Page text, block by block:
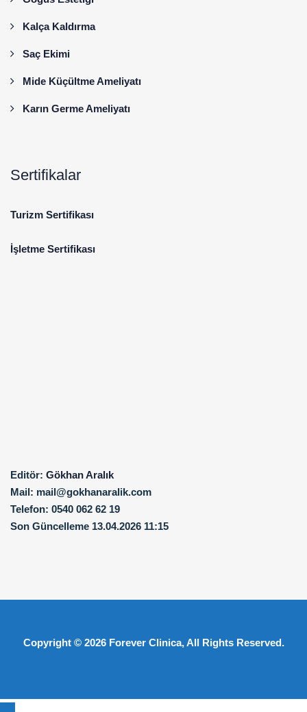
Kalça Kaldırma
Saç Ekimi
Mide Küçültme Ameliyatı
Karın Germe Ameliyatı
Sertifikalar
Turizm Sertifikası
İşletme Sertifikası
Editör: Gökhan Aralık
Mail: mail@gokhanaralik.com
Telefon: 0540 062 62 19
Son Güncelleme 13.04.2026 11:15
Copyright © 2026 Forever Clinica, All Rights Reserved.